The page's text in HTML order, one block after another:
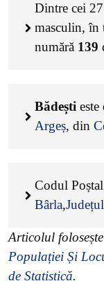
Dintre cei
masculin, în
numără 139
Bădești
Argeș, din
Codul
Bârla,
Articolul
Populației Și
de Statistică.